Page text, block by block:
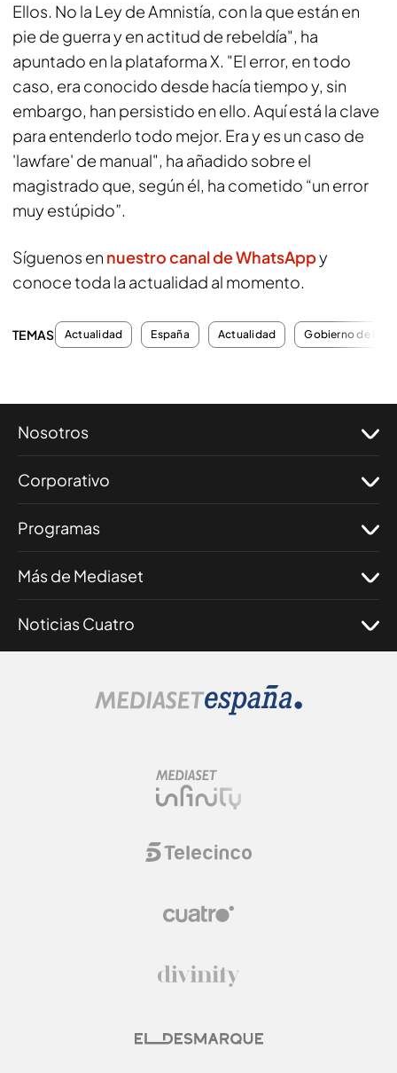
Ellos. No la Ley de Amnistía, con la que están en
pie de guerra y en actitud de rebeldía", ha
apuntado en la plataforma X. "El error, en todo
caso, era conocido desde hacía tiempo y, sin
embargo, han persistido en ello. Aquí está la clave
para entenderlo todo mejor. Era y es un caso de
'lawfare' de manual", ha añadido sobre el
magistrado que, según él, ha cometido “un error
muy estúpido”.
Síguenos en nuestro canal de WhatsAppy
conoce toda la actualidad al momento.
TEMAS Actualidad España Actualidad Gobierno de
Nosotros
Corporativo
Programas
Más de Mediaset
Noticias Cuatro